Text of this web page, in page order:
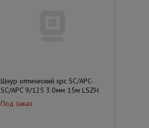
Шнур оптический spc SC/APC-
SC/APC 9/125 3.0мм 15м LSZH
Под заказ